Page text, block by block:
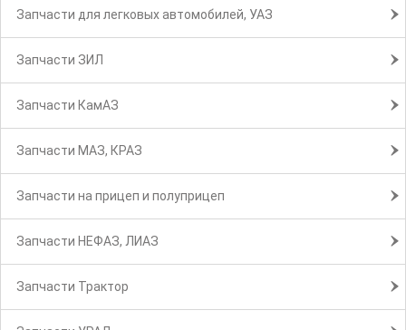
Запчасти для легковых автомобилей, УАЗ
Запчасти ЗИЛ
Запчасти КамАЗ
Запчасти МАЗ, КРАЗ
Запчасти на прицеп и полуприцеп
Запчасти НЕФАЗ, ЛИАЗ
Запчасти Трактор